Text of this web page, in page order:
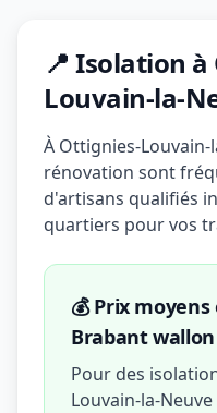
📍 Isolation
Louvain-la-
À Ottignies-Louvain-
rénovation sont
d'artisans qualifiés
quartiers pour vos
💰 Prix
Brabant wallon
Pour des
Louvain-la-